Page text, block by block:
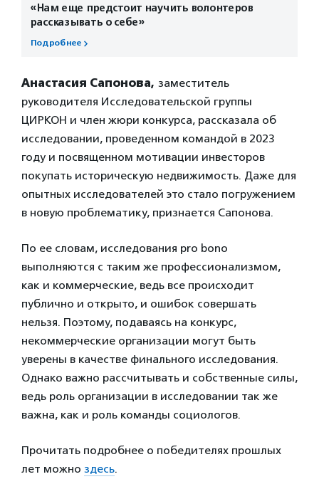
«Нам еще предстоит научить волонтеров
рассказывать о себе»
Подробнее
Анастасия Сапонова, заместитель
руководителя Исследовательской группы
ЦИРКОН и член жюри конкурса, рассказала об
исследовании, проведенном командой в 2023
году и посвященном мотивации инвесторов
покупать историческую недвижимость. Даже для
опытных исследователей это стало погружением
в новую проблематику, признается Сапонова.
По ее словам, исследования pro bono
выполняются с таким же профессионализмом,
как и коммерческие, ведь все происходит
публично и открыто, и ошибок совершать
нельзя. Поэтому, подаваясь на конкурс,
некоммерческие организации могут быть
уверены в качестве финального исследования.
Однако важно рассчитывать и собственные силы,
ведь роль организации в исследовании так же
важна, как и роль команды социологов.
Прочитать подробнее о победителях прошлых
лет можно здесь.